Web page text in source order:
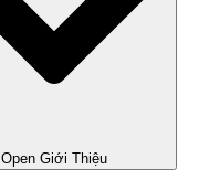
Open Giới Thiệu